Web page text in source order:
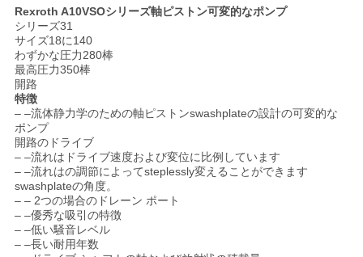
を
要
求
し
な
さ
い
Rexroth A10VSOシリーズ軸ピストン可変的なポンプ
シリーズ31
サイズ18に140
わずかな圧力280棒
最高圧力350棒
開路
特徴
– –流体静力学のための軸ピストンswashplateの設計の可変的な
ポンプ
開路のドライブ
– –流れはドライブ速度および変位に比例しています
– –流れはの調節によってsteplessly変えることができます
swashplateの角度。
– – 2つの場合のドレーン ポート
– –優秀な吸引の特徴
– –低い騒音レベル
– –長い耐用年数